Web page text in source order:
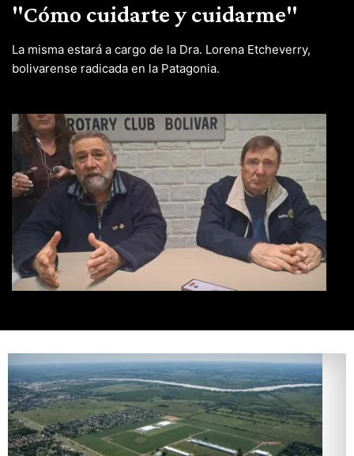
"Cómo cuidarte y cuidarme"
La misma estará a cargo de la Dra. Lorena Etcheverry,
bolivarense radicada en la Patagonia.